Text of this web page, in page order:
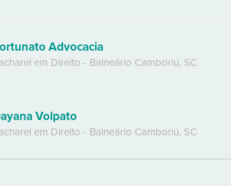
Advocacia
em Direito - Balneário Camboriú, SC
Volpato
em Direito - Balneário Camboriú, SC